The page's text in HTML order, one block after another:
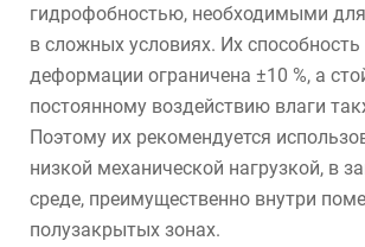
гидрофобностью, необходимыми
в сложных условиях. Их
деформации ограничена ±10 %, а
постоянному воздействию влаги
Поэтому их рекомендуется
низкой механической нагрузкой, в
среде, преимущественно внутри
полузакрытых зонах.